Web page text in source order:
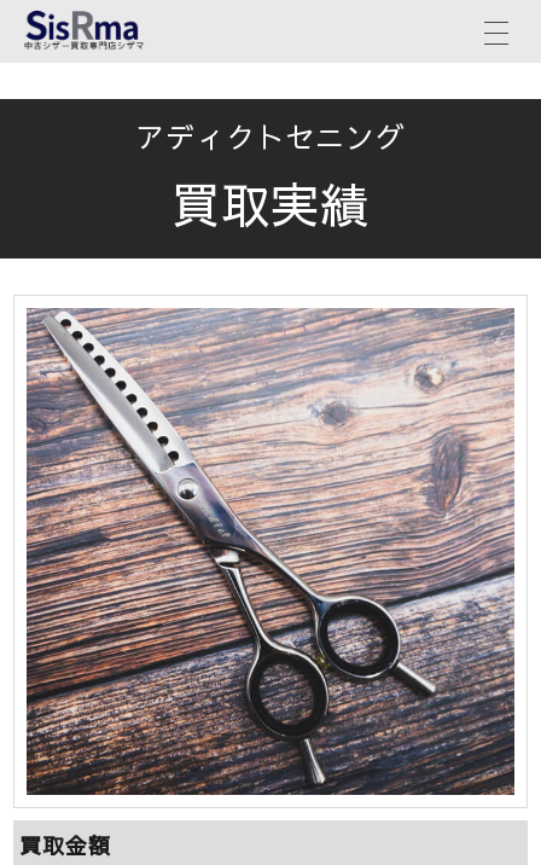
アディクトセニング
買取実績
買取金額